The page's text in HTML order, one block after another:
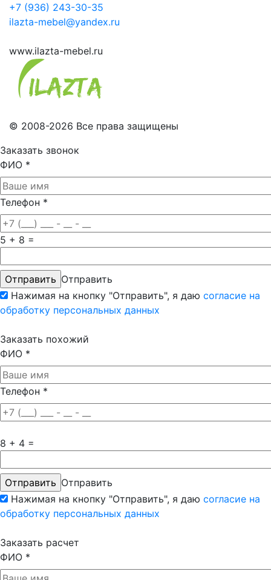
+7 (936) 243-30-35
ilazta-mebel@yandex.ru
www.ilazta-mebel.ru
© 2008-2026 Все права защищены
Заказать звонок
ФИО *
Телефон *
5 + 8 =
Отправить
Нажимая на кнопку "Отправить", я даю согласие на
обработку персональных данных
Заказать похожий
ФИО *
Телефон *
8 + 4 =
Отправить
Нажимая на кнопку "Отправить", я даю согласие на
обработку персональных данных
Заказать расчет
ФИО *